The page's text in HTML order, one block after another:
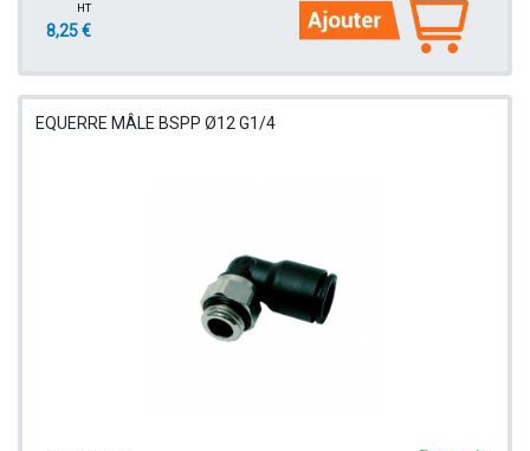
HT
8,25 €
EQUERRE MÂLE BSPP Ø12 G1/4